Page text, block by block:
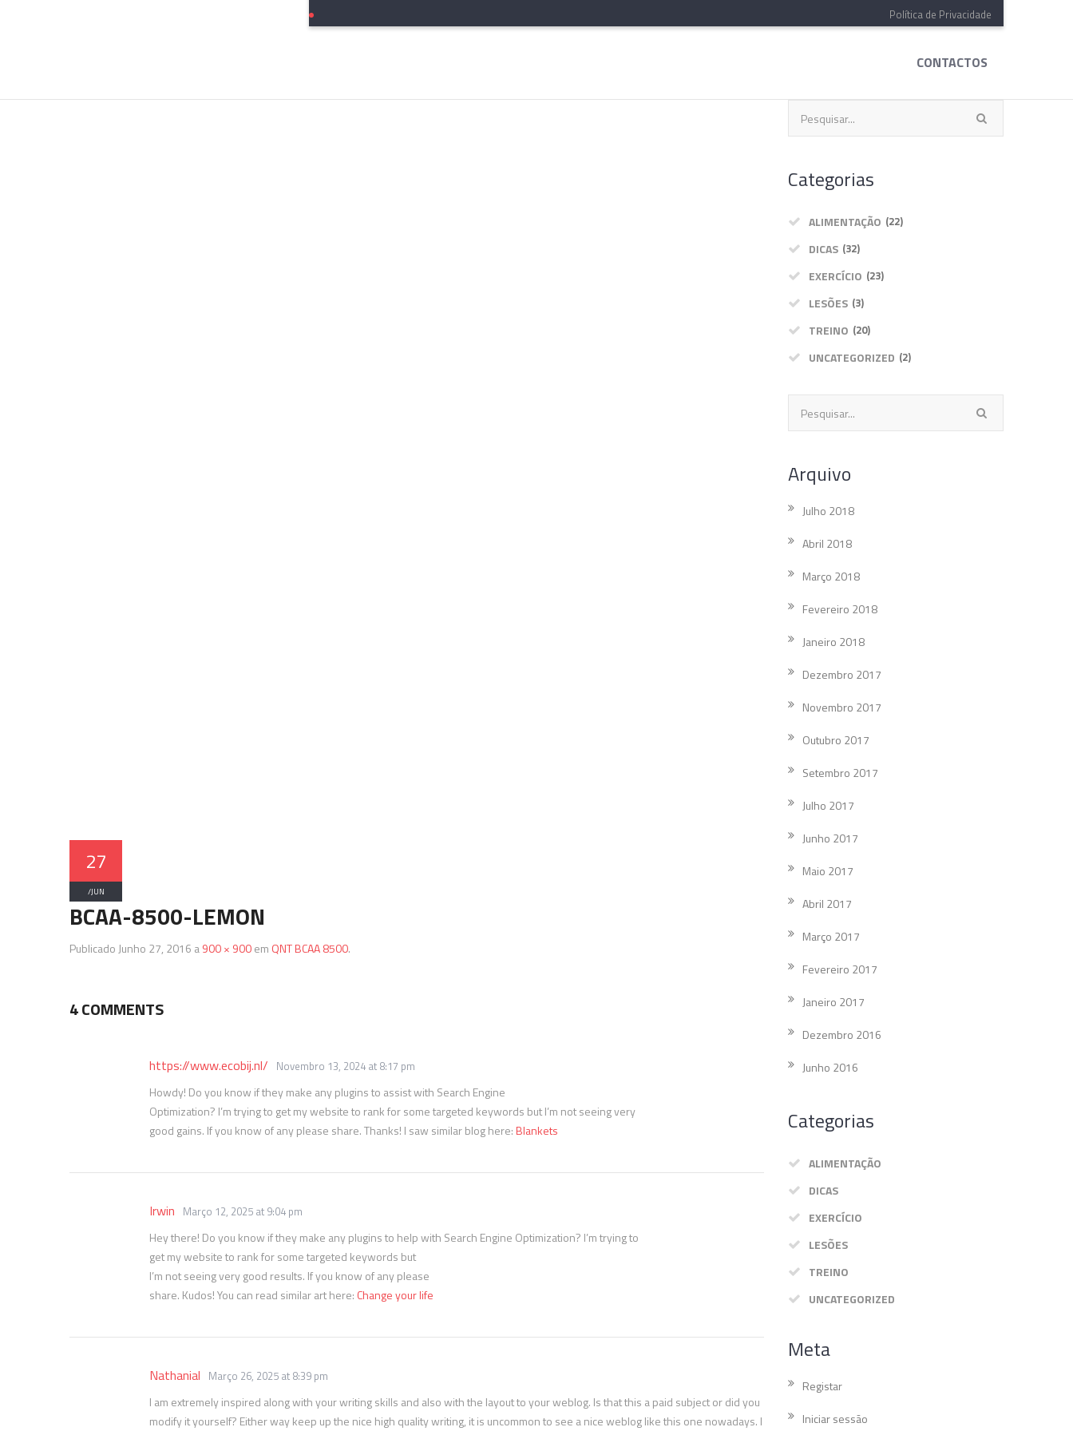
Política de Privacidade
CONTACTOS
27
/JUN
BCAA-8500-LEMON
Publicado Junho 27, 2016 a900 × 900em QNT BCAA 8500.
4 COMMENTS
https://www.ecobij.nl/ Novembro 13, 2024 at 8:17 pm
Howdy! Do you know if they make any plugins to assist with Search Engine
Optimization? I’m trying to get my website to rank for some targeted keywords but I’m not seeing very
good gains. If you know of any please share. Thanks! I saw similar blog here: Blankets
Irwin Março 12, 2025 at 9:04 pm
Hey there! Do you know if they make any plugins to help with Search Engine Optimization? I’m trying to
get my website to rank for some targeted keywords but
I’m not seeing very good results. If you know of any please
share. Kudos! You can read similar art here: Change your life
Nathanial Março 26, 2025 at 8:39 pm
I am extremely inspired along with your writing skills and also with the layout to your weblog. Is that this a paid subject or did you
modify it yourself? Either way keep up the nice high quality writing, it is uncommon to see a nice weblog like this one nowadays. I
Categorias
ALIMENTAÇÃO (22)
DICAS (32)
EXERCÍCIO (23)
LESÕES (3)
TREINO (20)
UNCATEGORIZED (2)
Arquivo
Julho 2018
Abril 2018
Março 2018
Fevereiro 2018
Janeiro 2018
Dezembro 2017
Novembro 2017
Outubro 2017
Setembro 2017
Julho 2017
Junho 2017
Maio 2017
Abril 2017
Março 2017
Fevereiro 2017
Janeiro 2017
Dezembro 2016
Junho 2016
Categorias
ALIMENTAÇÃO
DICAS
EXERCÍCIO
LESÕES
TREINO
UNCATEGORIZED
Meta
Registar
Iniciar sessão